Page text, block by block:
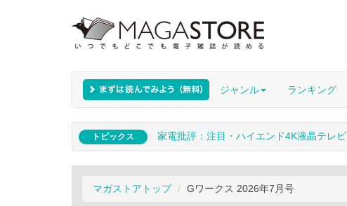
ジャンル ランキング
トピックス 家電批評：注目・ハイエンド4K液晶テレビ
マガストアトップ Gワークス 2026年7月号